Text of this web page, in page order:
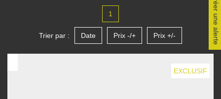
Créer une alerte
1
Trier par : Date Prix -/+ Prix +/-
EXCLUSIF